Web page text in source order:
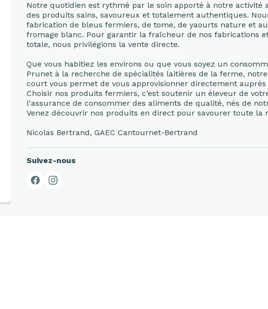
Notre quotidien est rythmé par le soin apporté à notre activité
des produits sains, savoureux et totalement authentiques.
fabrication de bleus fermiers, de tome, de yaourts nature et
fromage blanc. Pour garantir la fraîcheur de nos fabrications
totale, nous privilégions la vente directe.
Que vous habitiez les environs ou que vous soyez un
Prunet à la recherche de spécialités laitières de la ferme,
court vous permet de vous approvisionner directement
Choisir nos produits fermiers, c’est soutenir un éleveur de
l'assurance de consommer des aliments de qualité, nés de
Venez découvrir nos produits en direct pour savourer toute la
Nicolas Bertrand, GAEC Cantournet-Bertrand
Suivez-nous
FacebookInstagram